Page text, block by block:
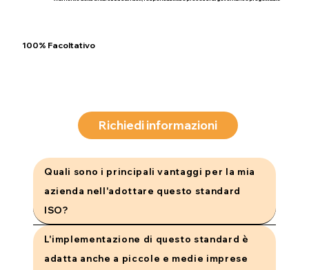
100% Facoltativo
Richiedi informazioni
Quali sono i principali vantaggi per la mia
azienda nell'adottare questo standard
ISO?
L'implementazione di questo standard è
adatta anche a piccole e medie imprese